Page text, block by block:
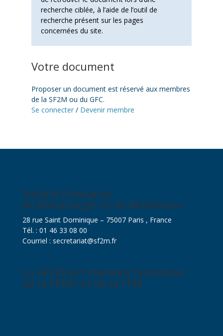
recherche ciblée, à l’aide de l’outil de
recherche présent sur les pages
concernées du site.
Votre document
Proposer un document est réservé aux membres
de la SF2M ou du GFC.
Se connecter/ Devenir membre
Société Française
de Métallurgie et de Matériaux
28 rue Saint Dominique – 75007 Paris , France
Tél. : 01 46 33 08 00
Courriel : secretariat@sf2m.fr
La SF2M est membre fondateur
de la FEMS et de la FFM